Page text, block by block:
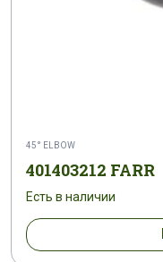
45° ELBOW
401403212 FARR
Есть в наличии